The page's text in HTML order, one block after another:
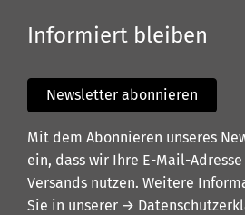
Informiert bleiben
Newsletter abonnieren
Mit dem Abonnieren unseres
ein, dass wir Ihre E-Mail-
Versands nutzen. Weitere
Sie in unserer →